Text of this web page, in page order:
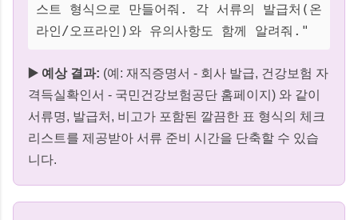
스트 형식으로 만들어줘. 각 서류의 발급처(온
라인/오프라인)와 유의사항도 함께 알려줘."
▶️ 예상 결과: (예: 재직증명서 - 회사 발급, 건강보험 자
격득실확인서 - 국민건강보험공단 홈페이지) 와 같이
서류명, 발급처, 비고가 포함된 깔끔한 표 형식의 체크
리스트를 제공받아 서류 준비 시간을 단축할 수 있습
니다.